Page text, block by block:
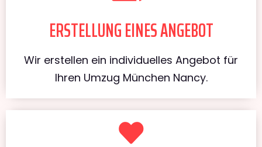
ERSTELLUNG EINES ANGEBOT
Wir erstellen ein individuelles Angebot für
Ihren Umzug München Nancy.